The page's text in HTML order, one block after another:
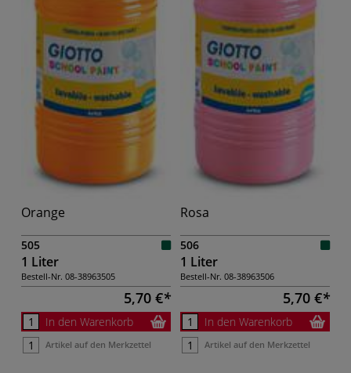
Orange
505
1 Liter
Bestell-Nr. 08-38963505
5,70 €
In den Warenkorb
Artikel auf den Merkzettel
Rosa
506
1 Liter
Bestell-Nr. 08-38963506
5,70 €
In den Warenkorb
Artikel auf den Merkzettel